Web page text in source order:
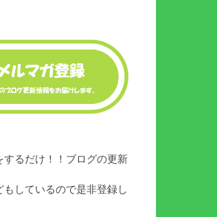
するだけ！！ブログの更新
もしているので是非登録し